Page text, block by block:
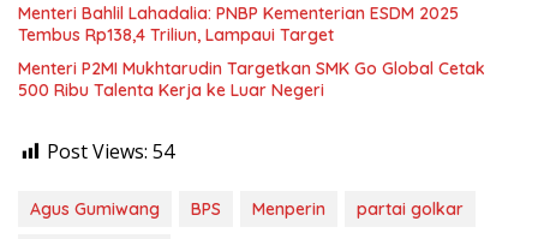
Menteri Bahlil Lahadalia: PNBP Kementerian ESDM 2025
Tembus Rp138,4 Triliun, Lampaui Target
Menteri P2MI Mukhtarudin Targetkan SMK Go Global Cetak
500 Ribu Talenta Kerja ke Luar Negeri
Post Views: 54
Agus Gumiwang BPS Menperin
partai golkar